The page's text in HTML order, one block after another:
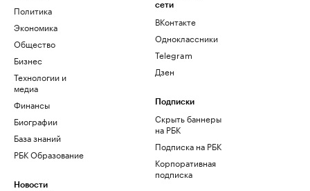
Политика
Экономика
Общество
Бизнес
Технологии и
медиа
Финансы
Биографии
База знаний
РБК Образование
Новости
сети
ВКонтакте
Одноклассники
Telegram
Дзен
Подписки
Скрыть баннеры
на РБК
Подписка на РБК
Корпоративная
подписка